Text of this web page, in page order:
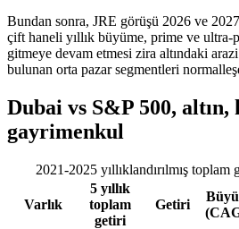
Bundan sonra, JRE görüşü 2026 ve
çift haneli yıllık büyüme, prime ve ultra-
gitmeye devam etmesi zira altındaki
bulunan orta pazar segmentleri
Dubai vs S&P 500, altın,
gayrimenkul
2021-2025 yıllıklandırılmış
Varlık
5 yıllık
toplam
getiri
Getiri